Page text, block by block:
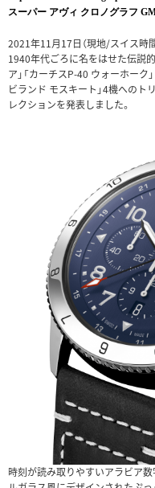
スーパー アヴィ クロノグラフ
2021年11月17日（現地/スイス時
1940年代ごろに名をはせた伝説
ア」「カーチスP-40 ウォーホーク
ビランド モスキート」4機へのト
レクションを発表しました。
時刻が読み取りやすいアラビア